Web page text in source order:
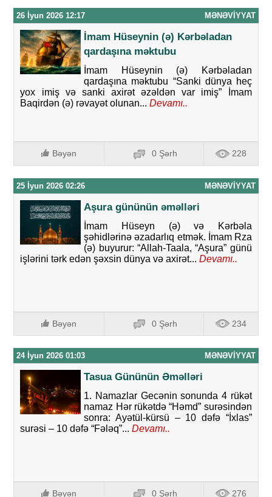
26 İyun 2026 12:17 MƏNƏVIYYAT
İmam Hüseynin (ə) Kərbəladan
qardaşına məktubu
İmam Hüseynin (ə) Kərbəladan
qardaşına məktubu “Sanki dünya heç
yox imiş və sanki axirət əzəldən var imiş” İmam
Baqirdən (ə) rəvayət olunan... Devamı..
Bəyən 0 Şərh 228
25 İyun 2026 02:26 MƏNƏVIYYAT
Aşura gününün əməlləri
İmam Hüseyn (ə) və Kərbəla
şəhidlərinə əzadarlıq etmək. İmam Rza
(ə) buyurur: “Allah-Taala, “Aşura” günü
işlərini tərk edən şəxsin dünya və axirət... Devamı..
Bəyən 0 Şərh 234
24 İyun 2026 01:03 MƏNƏVIYYAT
Tasua Gününün Əməlləri
1. Namazlar Gecənin sonunda 4 rükət
namaz Hər rükətdə “Həmd” surəsindən
sonra: Ayətül-kürsü – 10 dəfə “İxlas”
surəsi – 10 dəfə “Fələq”... Devamı..
Bəyən 0 Şərh 276